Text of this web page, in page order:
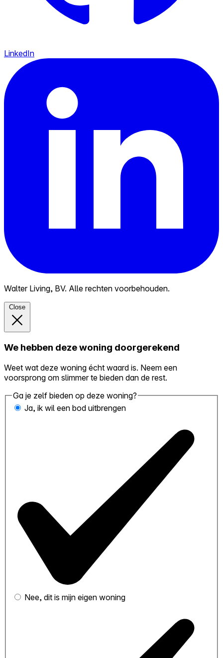
LinkedIn
Walter Living, BV. Alle rechten voorbehouden.
Close
We hebben deze woning doorgerekend
Weet wat deze woning écht waard is. Neem een
voorsprong om slimmer te bieden dan de rest.
Ga je zelf bieden op deze woning?
Ja, ik wil een bod uitbrengen
Nee, dit is mijn eigen woning